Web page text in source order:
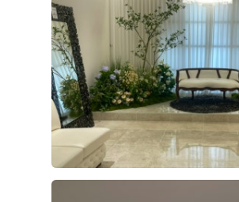
웨딩홀 결정할때 주차,위치,음식,가격,
부 다 육각형이라 당일 계약해버렸네
류가 한식,중식,일식,디저트,음료 등
못올리는게 아쉬울따름ㅠ 요리사인 남
저리가라 음식에 진심인 예비신랑까지
찬했네요ㅎㅎ 무엇보다 회,스시담당
해주시는 주방분들이 너무 친절하시
여서 기분 좋게 먹었네요ㅎㅎ 평생에
후기가 도움이 되었나요?